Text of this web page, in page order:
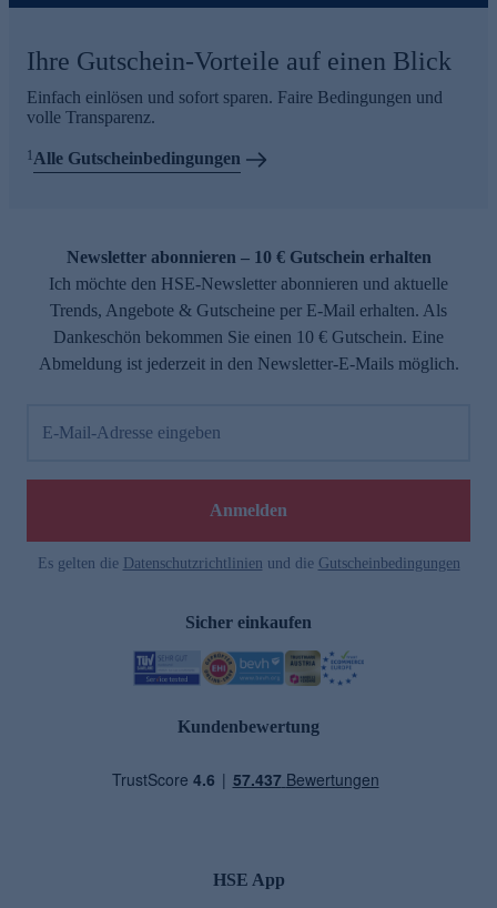
Ihre Gutschein-Vorteile auf einen Blick
Einfach einlösen und sofort sparen. Faire Bedingungen und
volle Transparenz.
1 Alle Gutscheinbedingungen
Newsletter abonnieren – 10 € Gutschein erhalten
Ich möchte den HSE-Newsletter abonnieren und aktuelle
Trends, Angebote & Gutscheine per E-Mail erhalten. Als
Dankeschön bekommen Sie einen 10 € Gutschein. Eine
Abmeldung ist jederzeit in den Newsletter-E-Mails möglich.
E-Mail-Adresse eingeben
Anmelden
Es gelten die Datenschutzrichtlinien und die Gutscheinbedingungen
Sicher einkaufen
Kundenbewertung
HSE App